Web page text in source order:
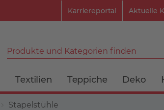
Karriereportal Aktuelle
Produkte und Kategorien finden
Textilien Teppiche Deko
Stapelstühle